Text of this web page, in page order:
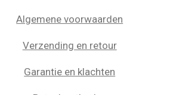
Algemene voorwaarden
Verzending en retour
Garantie en klachten